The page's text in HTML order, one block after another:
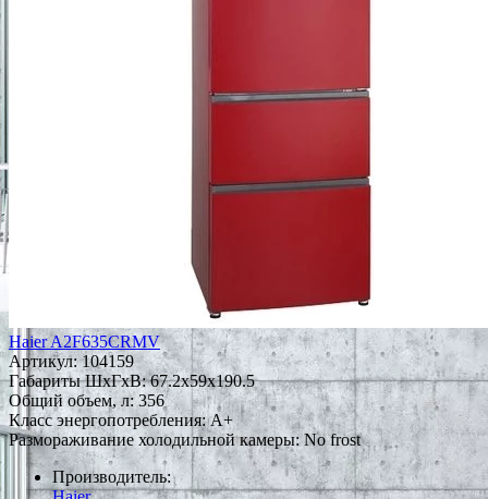
Haier A2F635CRMV
Артикул:104159
Габариты ШxГxВ: 67.2x59x190.5
Общий объем, л: 356
Класс энергопотребления: A+
Размораживание холодильной камеры: No frost
Производитель: